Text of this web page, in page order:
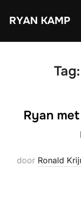
naarRYAN KAMP
Tag:
Ryan
door Ronald